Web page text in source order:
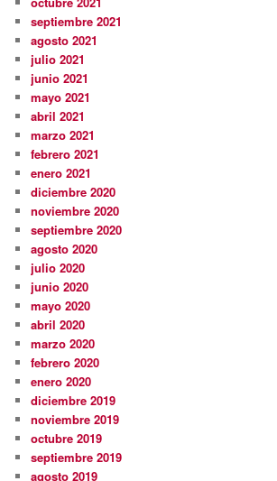
septiembre 2021
agosto 2021
julio 2021
junio 2021
mayo 2021
abril 2021
marzo 2021
febrero 2021
enero 2021
diciembre 2020
noviembre 2020
septiembre 2020
agosto 2020
julio 2020
junio 2020
mayo 2020
abril 2020
marzo 2020
febrero 2020
enero 2020
diciembre 2019
noviembre 2019
octubre 2019
septiembre 2019
agosto 2019